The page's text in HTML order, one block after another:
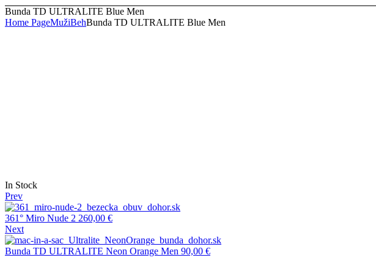
Bunda TD ULTRALITE Blue Men
Home PageMužiBehBunda TD ULTRALITE Blue Men
Availability:
In Stock
Prev
361° Miro Nude 2 260,00 €
Next
Bunda TD ULTRALITE Neon Orange Men 90,00 €